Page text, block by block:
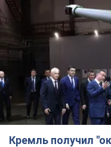
Кремль получил